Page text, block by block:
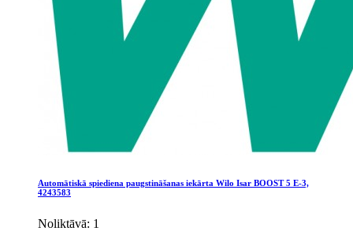
Automātiskā spiediena paugstināšanas iekārta Wilo Isar BOOST 5 E-3,
4243583
Noliktāvā: 1